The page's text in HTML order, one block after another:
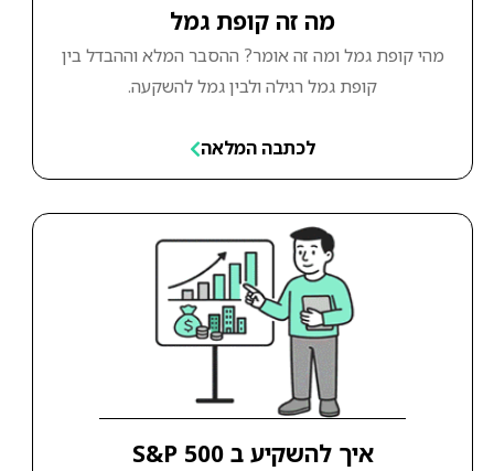
מה זה קופת גמל
מהי קופת גמל ומה זה אומר? ההסבר המלא וההבדל בין
קופת גמל רגילה ולבין גמל להשקעה.
לכתבה המלאה
איך להשקיע ב S&P 500